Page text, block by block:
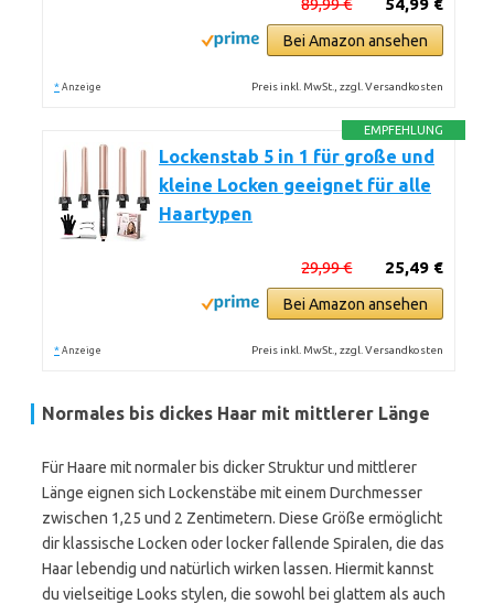
54,99 €
89,99 €
Bei Amazon ansehen
* Anzeige Preis inkl. MwSt., zzgl. Versandkosten
EMPFEHLUNG
Lockenstab 5 in 1 für große und
kleine Locken geeignet für alle
Haartypen
25,49 €
29,99 €
Bei Amazon ansehen
* Anzeige Preis inkl. MwSt., zzgl. Versandkosten
Normales bis dickes Haar mit mittlerer Länge
Für Haare mit normaler bis dicker Struktur und mittlerer
Länge eignen sich Lockenstäbe mit einem Durchmesser
zwischen 1,25 und 2 Zentimetern. Diese Größe ermöglicht
dir klassische Locken oder locker fallende Spiralen, die das
Haar lebendig und natürlich wirken lassen. Hiermit kannst
du vielseitige Looks stylen, die sowohl bei glattem als auch